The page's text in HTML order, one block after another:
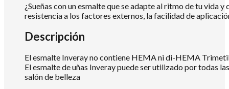
¿Sueñas con un esmalte que se adapte al ritmo de tu vida
resistencia a los factores externos, la facilidad de
Descripción
El esmalte Inveray no contiene HEMA ni di-HEMA
El esmalte de uñas Inveray puede ser utilizado por todas
salón de belleza